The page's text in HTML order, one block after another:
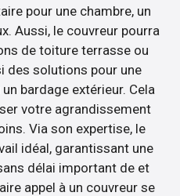
pour une chambre, un
Aussi, le couvreur pourra
de toiture terrasse ou
des solutions pour une
bardage extérieur. Cela
votre agrandissement
Via son expertise, le
idéal, garantissant une
délai important de et
appel à un couvreur se